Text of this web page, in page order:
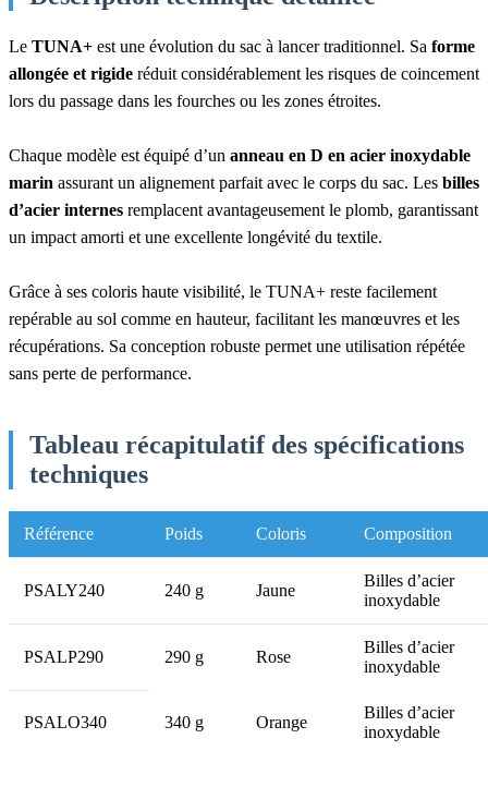
Le TUNA+ est une évolution du sac à lancer traditionnel. Sa forme
allongée et rigide réduit considérablement les risques de coincement
lors du passage dans les fourches ou les zones étroites.
Chaque modèle est équipé d’un anneau en D en acier inoxydable
marin assurant un alignement parfait avec le corps du sac. Les billes
d’acier internes remplacent avantageusement le plomb, garantissant
un impact amorti et une excellente longévité du textile.
Grâce à ses coloris haute visibilité, le TUNA+ reste facilement
repérable au sol comme en hauteur, facilitant les manœuvres et les
récupérations. Sa conception robuste permet une utilisation répétée
sans perte de performance.
Tableau récapitulatif des spécifications
techniques
Référence Poids Coloris Composition
PSALY240 240 g Jaune
Billes d’acier
inoxydable
PSALP290 290 g Rose
Billes d’acier
inoxydable
PSALO340 340 g Orange
Billes d’acier
inoxydable